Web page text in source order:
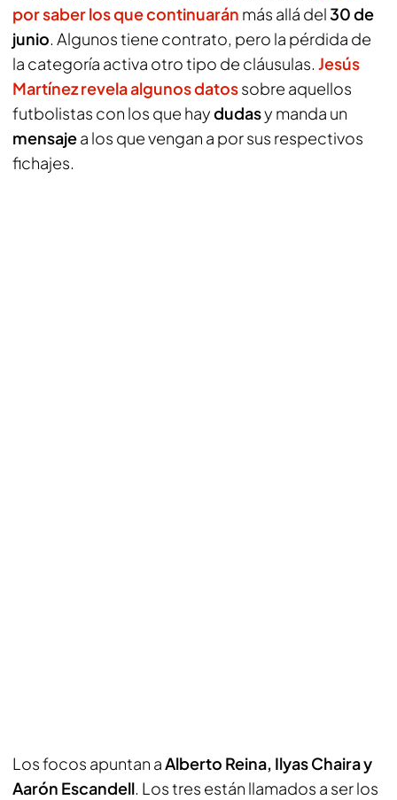
por saber los que continuarán más allá del30 de
junio. Algunos tiene contrato, pero la pérdida de
la categoría activa otro tipo de cláusulas. Jesús
Martínez revela algunos datossobre aquellos
futbolistas con los que haydudasy manda un
mensajea los que vengan a por sus respectivos
fichajes.
Los focos apuntan aAlberto Reina, Ilyas Chaira y
Aarón Escandell. Los tres están llamados a ser los